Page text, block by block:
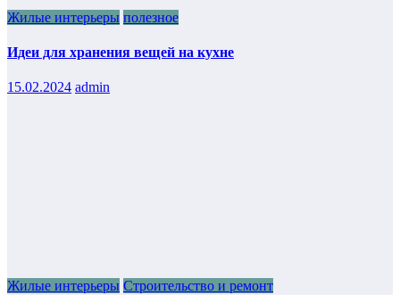
Жилые интерьеры полезное
Идеи для хранения вещей на кухне
15.02.2024 admin
Жилые интерьеры Строительство и ремонт